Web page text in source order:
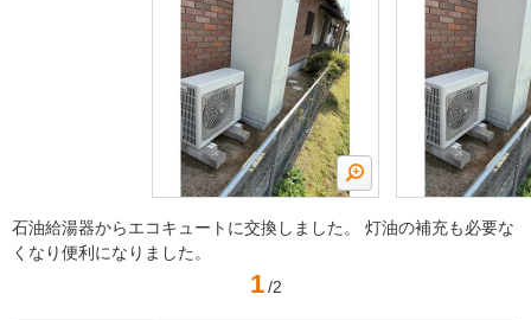
石油給湯器からエコキュートに交換しました。 灯油の補充も必要な
くなり便利になりました。
1 /2